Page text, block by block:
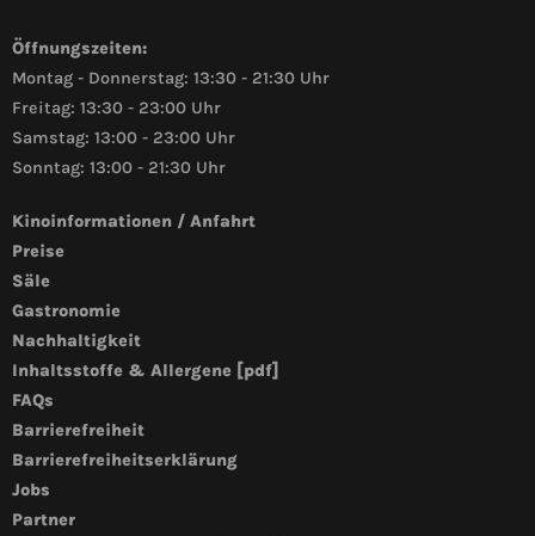
Öffnungszeiten:
Montag - Donnerstag: 13:30 - 21:30 Uhr
Freitag: 13:30 - 23:00 Uhr
Samstag: 13:00 - 23:00 Uhr
Sonntag: 13:00 - 21:30 Uhr
Kinoinformationen / Anfahrt
Preise
Säle
Gastronomie
Nachhaltigkeit
Inhaltsstoffe & Allergene [pdf]
FAQs
Barrierefreiheit
Barrierefreiheitserklärung
Jobs
Partner